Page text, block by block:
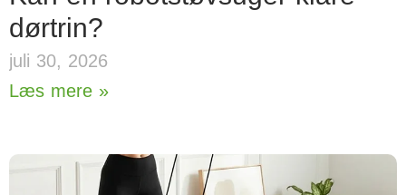
dørtrin?
juli 30, 2026
Læs mere »